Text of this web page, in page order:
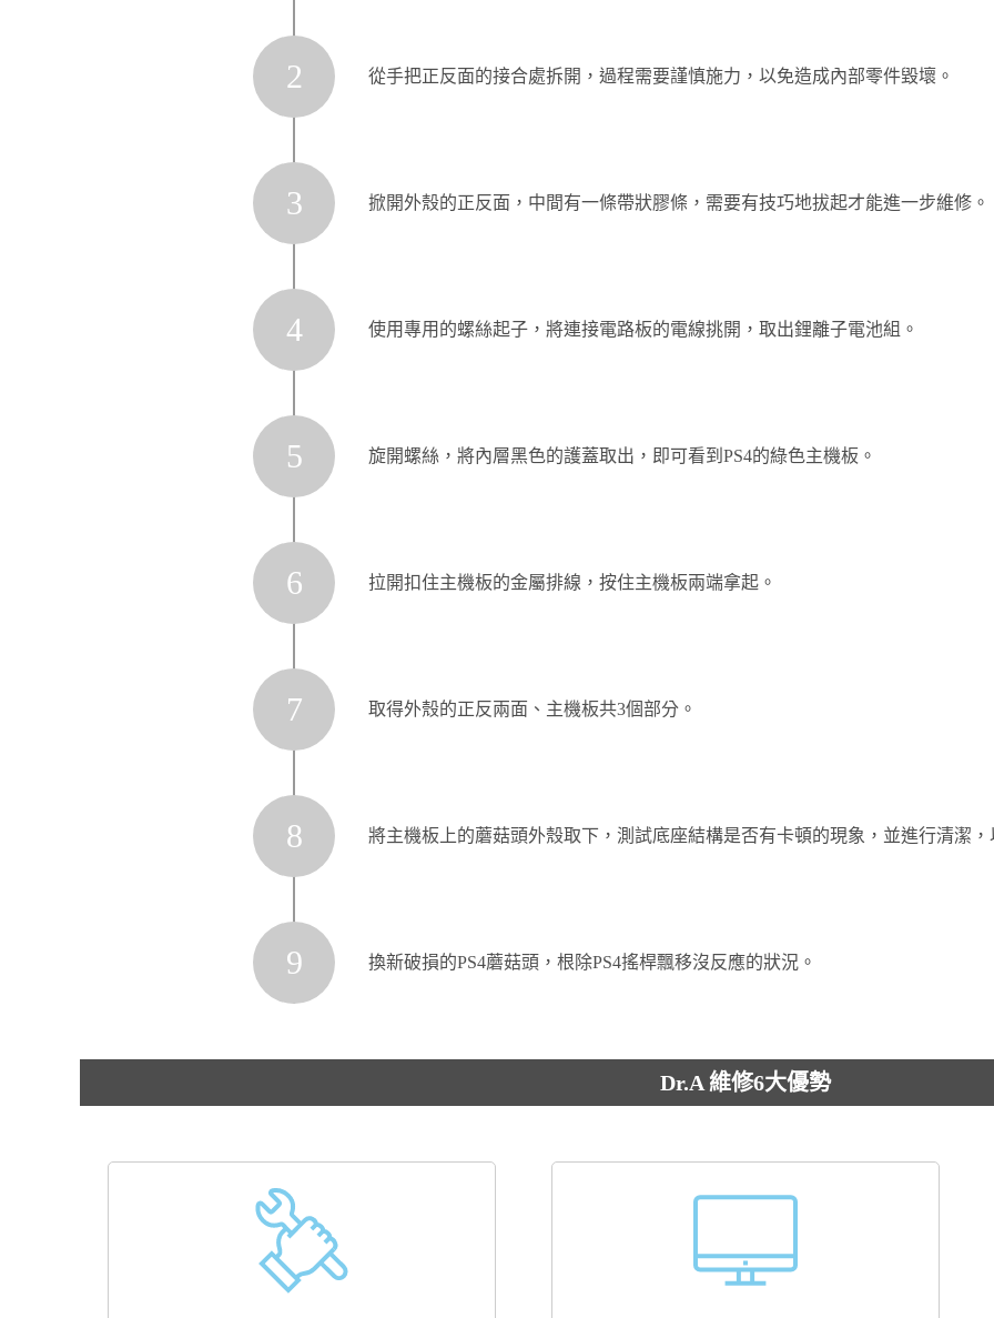
2 從手把正反面的接合處拆開，過程需要謹慎施力，以免造成內部零件毀壞。
3 掀開外殼的正反面，中間有一條帶狀膠條，需要有技巧地拔起才能進一步維修。
4 使用專用的螺絲起子，將連接電路板的電線挑開，取出鋰離子電池組。
5 旋開螺絲，將內層黑色的護蓋取出，即可看到PS4的綠色主機板。
6 拉開扣住主機板的金屬排線，按住主機板兩端拿起。
7 取得外殼的正反兩面、主機板共3個部分。
8 將主機板上的蘑菇頭外殼取下，測試底座結構是否有卡頓的現象，並進行清潔，
9 換新破損的PS4蘑菇頭，根除PS4搖桿飄移沒反應的狀況。
Dr.A 維修6大優勢